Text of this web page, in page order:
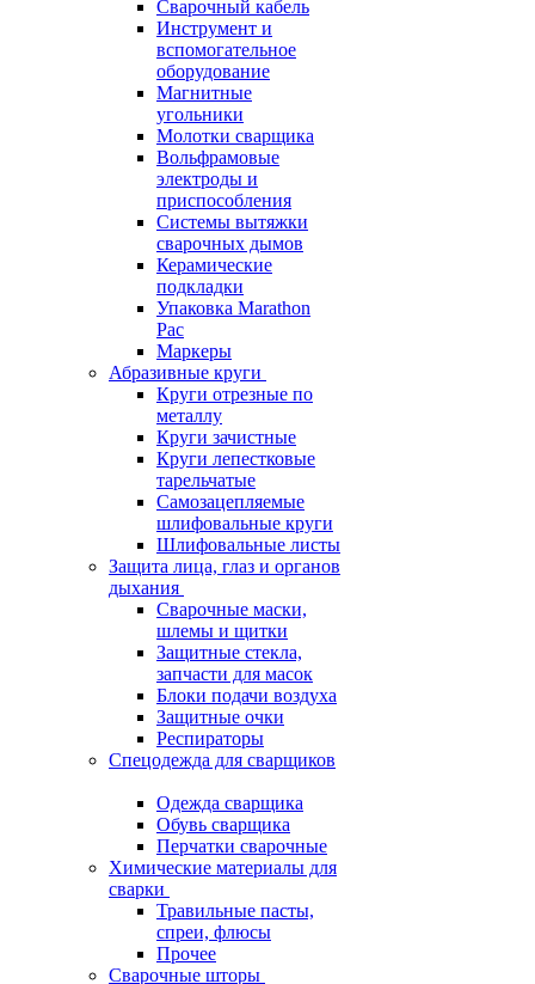
Сварочный кабель
Инструмент и
вспомогательное
оборудование
Магнитные
угольники
Молотки сварщика
Вольфрамовые
электроды и
приспособления
Системы вытяжки
сварочных дымов
Керамические
подкладки
Упаковка Marathon
Pac
Маркеры
Абразивные круги
Круги отрезные по
металлу
Круги зачистные
Круги лепестковые
тарельчатые
Самозацепляемые
шлифовальные круги
Шлифовальные листы
Защита лица, глаз и органов
дыхания
Сварочные маски,
шлемы и щитки
Защитные стекла,
запчасти для масок
Блоки подачи воздуха
Защитные очки
Респираторы
Спецодежда для сварщиков
Одежда сварщика
Обувь сварщика
Перчатки сварочные
Химические материалы для
сварки
Травильные пасты,
спреи, флюсы
Прочее
Сварочные шторы